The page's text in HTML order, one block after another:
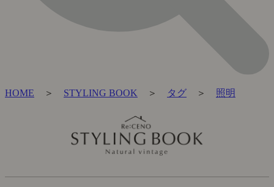
HOME ＞ STYLING BOOK ＞ タグ ＞ 照明